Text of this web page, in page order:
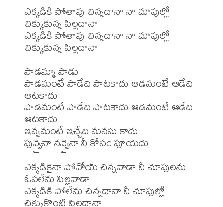
ఎక్కడికి పోతావు చిన్నదానా నా చూపుల్లో
చిక్కుకున్న పిల్లదానా
ఎక్కడికి పోతావు చిన్నదానా నా చూపుల్లో
చిక్కుకున్న పిల్లదానా
పాడమ్మా పాడు
పాడమంటే పాడేది పాటకాదు ఆడమంటే ఆడేది
ఆటకాదు
పాడమంటే పాడేది పాటకాదు ఆడమంటే ఆడేది
ఆటకాదు
ఇవ్వమంటే ఇచ్చేది మనసు కాదు
పువ్వైనా నవ్వైనా నీ కోసం పూయదు
ఎక్కడికైనా పోవోయ్ చిన్నవాడా నీ చూపులను
ఓపలేను పిల్లవాడా
ఎక్కడికి పోలేను చిన్నదానా నీ చూపుల్లో
చిక్కుకొంటి పిల్లదానా